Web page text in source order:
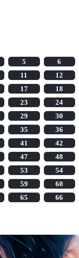
5
6
11
12
17
18
23
24
29
30
35
36
41
42
47
48
53
54
59
60
65 66